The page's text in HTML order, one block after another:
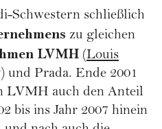
Schwestern schließlich
zu gleichen
LVMH (Louis
und Prada. Ende 2001
LVMH auch den Anteil
bis ins Jahr 2007 hinein